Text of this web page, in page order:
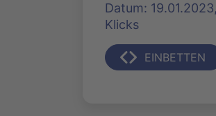
Datum:
Klicks
EINBETTEN